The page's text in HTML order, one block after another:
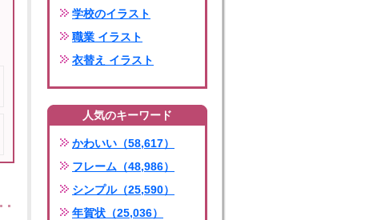
学校のイラスト
職業 イラスト
衣替え イラスト
人気のキーワード
かわいい（58,617）
フレーム（48,986）
シンプル（25,590）
年賀状（25,036）